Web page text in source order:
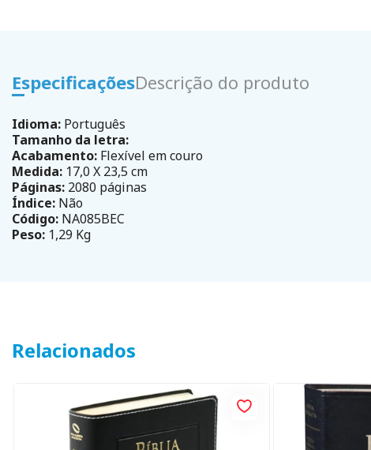
EspecificaçõesDescrição do produto
Idioma: Português
Tamanho da letra:
Acabamento: Flexível em couro
Medida: 17,0 X 23,5 cm
Páginas: 2080 páginas
Índice: Não
Código: NA085BEC
Peso: 1,29 Kg
Relacionados